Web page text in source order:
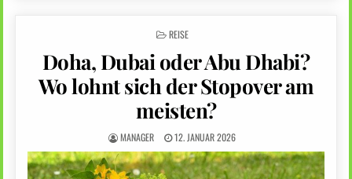
POSTED
REISE
Doha, Dubai oder Abu Dhabi?
Wo lohnt sich der Stopover am
meisten?
MANAGER 12. JANUAR 2026